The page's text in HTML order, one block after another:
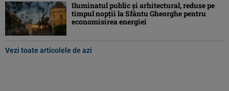
Iluminatul public şi arhitectural, reduse pe
timpul nopţii la Sfântu Gheorghe pentru
economisirea energiei
Vezi toate articolele de azi